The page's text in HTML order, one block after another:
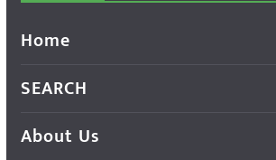
Home
SEARCH
About Us